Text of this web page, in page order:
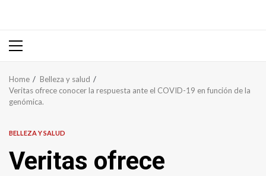
Primary
Home
Belleza y salud
Veritas ofrece conocer la respuesta ante el COVID-19 en función de la
genómica.
BELLEZA Y SALUD
Veritas ofrece